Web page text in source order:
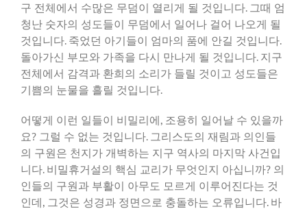
구 전체에서 수많은 무덤이 열리게 될 것입니다. 그때 엄
청난 숫자의 성도들이 무덤에서 일어나 걸어 나오게 될
것입니다. 죽었던 아기들이 엄마의 품에 안길 것입니다.
돌아가신 부모와 가족을 다시 만나게 될 것입니다. 지구
전체에서 감격과 환희의 소리가 들릴 것이고 성도들은
기쁨의 눈물을 흘릴 것입니다.
어떻게 이런 일들이 비밀리에, 조용히 일어날 수 있을까
요? 그럴 수 없는 것입니다. 그리스도의 재림과 의인들
의 구원은 천지가 개벽하는 지구 역사의 마지막 사건입
니다. 비밀휴거설의 핵심 교리가 무엇인지 아십니까? 의
인들의 구원과 부활이 아무도 모르게 이루어진다는 것
인데, 그것은 성경과 정면으로 충돌하는 오류입니다. 바